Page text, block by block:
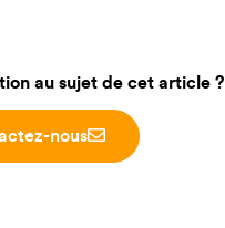
au sujet de cet article ?
nous